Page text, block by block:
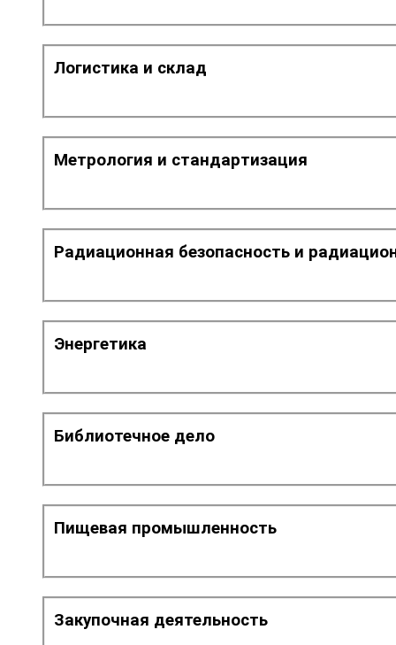
Логистика и склад
Метрология и стандартизация
Радиационная безопасность и
Энергетика
Библиотечное дело
Пищевая промышленность
Закупочная деятельность